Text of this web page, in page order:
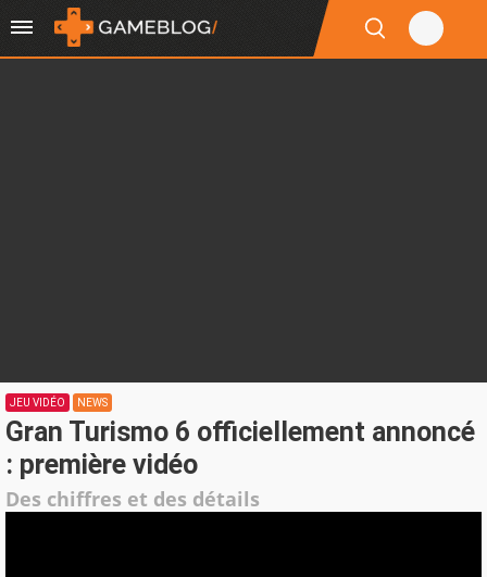
JEU VIDÉO NEWS
Gran Turismo 6 officiellement annoncé
: première vidéo
Des chiffres et des détails